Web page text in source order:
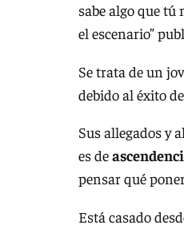
sabe algo que tú
el escenario”
Se trata de un
debido al éxito
Sus allegados y
es de
pensar qué
Está casado